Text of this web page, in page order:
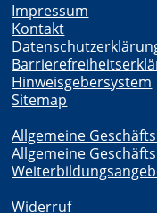
Impressum
Kontakt
Hinweisgebersystem
Sitemap
Allgemeine
Allgemeine
Widerruf